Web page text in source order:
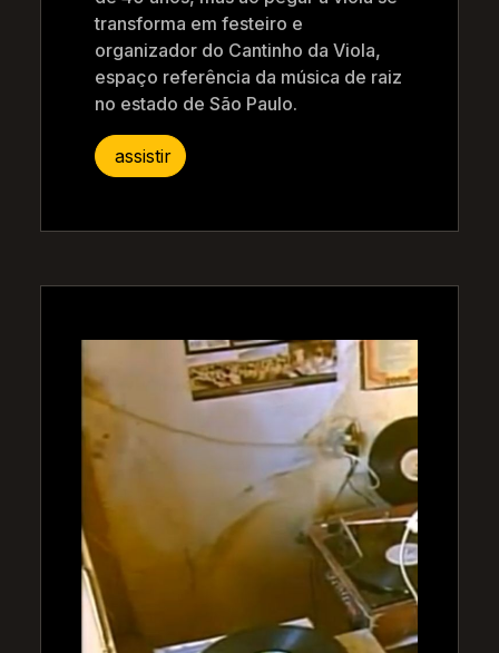
transforma em festeiro e
organizador do Cantinho da Viola,
espaço referência da música de raiz
no estado de São Paulo.
assistir